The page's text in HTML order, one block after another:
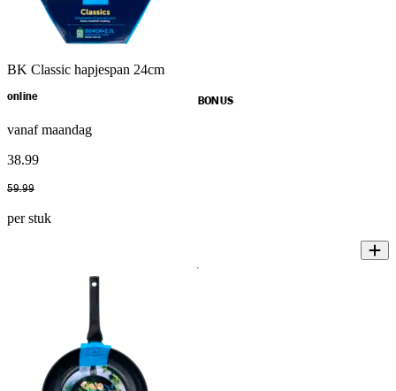
BK Classic hapjespan 24cm
online BONUS
vanaf maandag
38.99
59.99
per stuk